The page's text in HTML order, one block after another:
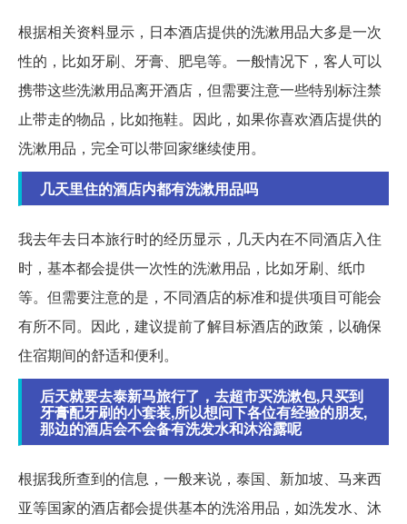
根据相关资料显示，日本酒店提供的洗漱用品大多是一次
性的，比如牙刷、牙膏、肥皂等。一般情况下，客人可以
携带这些洗漱用品离开酒店，但需要注意一些特别标注禁
止带走的物品，比如拖鞋。因此，如果你喜欢酒店提供的
洗漱用品，完全可以带回家继续使用。
几天里住的酒店内都有洗漱用品吗
我去年去日本旅行时的经历显示，几天内在不同酒店入住
时，基本都会提供一次性的洗漱用品，比如牙刷、纸巾
等。但需要注意的是，不同酒店的标准和提供项目可能会
有所不同。因此，建议提前了解目标酒店的政策，以确保
住宿期间的舒适和便利。
后天就要去泰新马旅行了，去超市买洗漱包,只买到
牙膏配牙刷的小套装,所以想问下各位有经验的朋友,
那边的酒店会不会备有洗发水和沐浴露呢
根据我所查到的信息，一般来说，泰国、新加坡、马来西
亚等国家的酒店都会提供基本的洗浴用品，如洗发水、沐